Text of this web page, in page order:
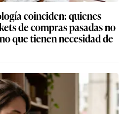
coinciden: quienes
de compras pasadas no
que tienen necesidad de